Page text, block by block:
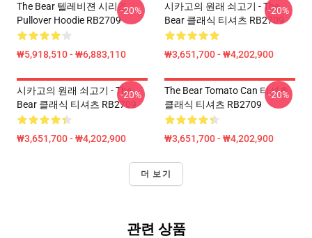
The Bear 텔레비젼 시리즈
Pullover Hoodie RB2709
₩5,918,510 - ₩6,883,110
-20%
시카고의 원래 쇠고기 - The
Bear 클래식 티셔츠 RB2709
₩3,651,700 - ₩4,202,900
-20%
시카고의 원래 쇠고기 - The
Bear 클래식 티셔츠 RB2709
₩3,651,700 - ₩4,202,900
-20%
The Bear Tomato Can 티셔츠
클래식 티셔츠 RB2709
₩3,651,700 - ₩4,202,900
-20%
더 보기
관련 상품